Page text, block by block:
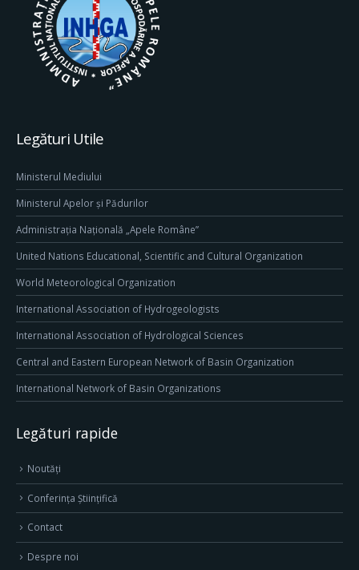
Legături Utile
Ministerul Mediului
Ministerul Apelor și Pădurilor
Administrația Națională „Apele Române”
United Nations Educational, Scientific and Cultural Organization
World Meteorological Organization
International Association of Hydrogeologists
International Association of Hydrological Sciences
Central and Eastern European Network of Basin Organization
International Network of Basin Organizations
Legături rapide
Noutăți
Conferința Științifică
Contact
Despre noi